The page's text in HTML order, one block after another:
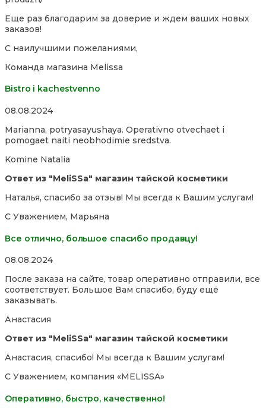
Еще раз благодарим за доверие и ждем ваших новых
заказов!
С наилучшими пожеланиями,
Команда магазина Melissa
Bistro i kachestvenno
Rated
out
of
08.08.2024
Marianna, potryasayushaya. Operativno otvechaet i
pomogaet naiti neobhodimie sredstva.
Komine Natalia
Ответ из "MeliSSa" магазин тайской косметики
Наталья, спасибо за отзыв! Мы всегда к Вашим услугам!
С Уважением, Марьяна
Все отлично, большое спасибо продавцу!
Rated
out
of
5
08.08.2024
После заказа на сайте, товар оперативно отправили, все
соответствует. Большое Вам спасибо, буду ещё
заказывать.
Анастасия
Ответ из "MeliSSa" магазин тайской косметики
Анастасия, спасибо! Мы всегда к Вашим услугам!
С Уважением, компания «MELISSA»
Оперативно, быстро, качественно!